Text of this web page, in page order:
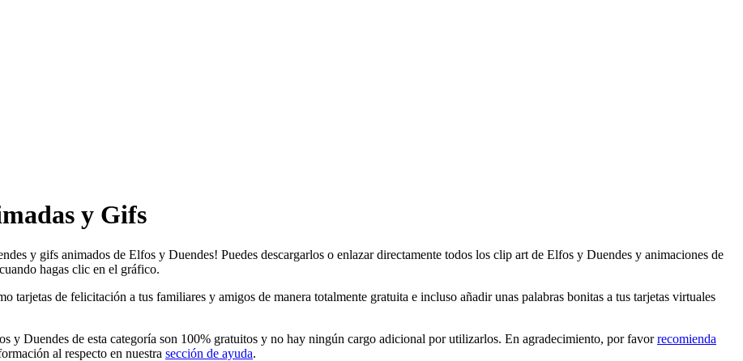
y Gifs
y gifs animados de Elfos y Duendes! Puedes descargarlos o enlazar directamente todos los clip art de Elfos y Duendes y animaciones de
hagas clic en el gráfico.
tarjetas de felicitación a tus familiares y amigos de manera totalmente gratuita e incluso añadir unas palabras bonitas a tus tarjetas virtuales
y Duendes de esta categoría son 100% gratuitos y no hay ningún cargo adicional por utilizarlos. En agradecimiento, por favorrecomienda
al respecto en nuestra sección de ayuda.